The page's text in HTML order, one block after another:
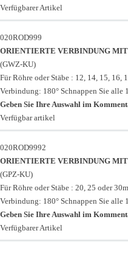
Verfügbarer Artikel
020ROD999
ORIENTIERTE VERBINDUNG
(GWZ-KU)
Für Röhre oder Stäbe : 12, 14, 15, 16,
Verbindung: 180° Schnappen Sie alle
Geben Sie Ihre Auswahl im
Verfügbar artikel
020ROD9992
ORIENTIERTE VERBINDUNG
(GPZ-KU)
Für Röhre oder Stäbe : 20, 25 oder
Verbindung: 180° Schnappen Sie alle
Geben Sie Ihre Auswahl im
Verfügbarer Artikel